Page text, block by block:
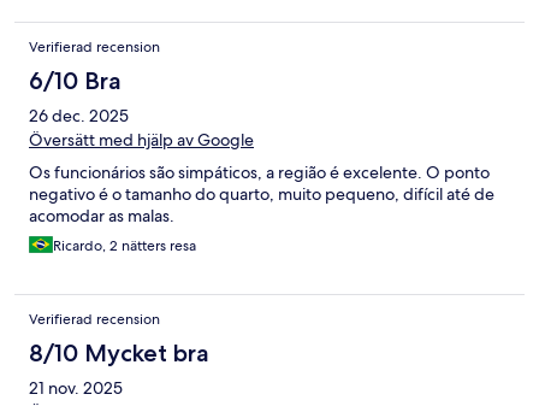
nights on that sofa and went home. The breakfast was meh but
ok for a budget hotel. It wasn’t super clean either but
acceptable.
Verifierad recension
6/10 Bra
26 dec. 2025
Översätt med hjälp av Google
Os funcionários são simpáticos, a região é excelente. O ponto
negativo é o tamanho do quarto, muito pequeno, difícil até de
acomodar as malas.
Ricardo, 2 nätters resa
Verifierad recension
8/10 Mycket bra
21 nov. 2025